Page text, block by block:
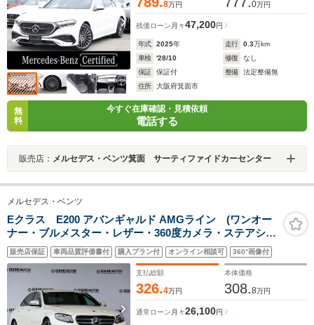
8万円 0万円
残価ローン 月々47,200円
年式 2025年 走行 0.3万km
車検
'28/10 修復
なし
保証
保証付 整備
法定整備無
住所
大阪府箕面市
無
料
今すぐ在庫確認・見積依頼
電話する
販売店： メルセデス・ベンツ箕面 サーティファイドカーセンター
メルセデス・ベンツ
Eクラス E200 アバンギャルド AMGライン (ワンオー
ナー・ブルメスター・レザー・360度カメラ・ステアシ・
LKA・BSA・軽減B・追クル・Pシート・シートヒータ
ー・Pアシスト・地ナビ・Bluetooth・ディスプレイオー
ディ・R19AW)
販売店保証 車両品質評価書付 購入プラン付 オンライン相談可 360°画像付
支払総額
326.4万円
本体価格
308.8万円
通常ローン 月々26,100円